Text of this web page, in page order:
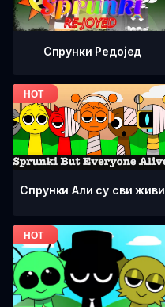
Спрунки Редоjед
Спрунки Али су сви живи